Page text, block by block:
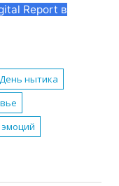
Report в
День нытика
эмоций